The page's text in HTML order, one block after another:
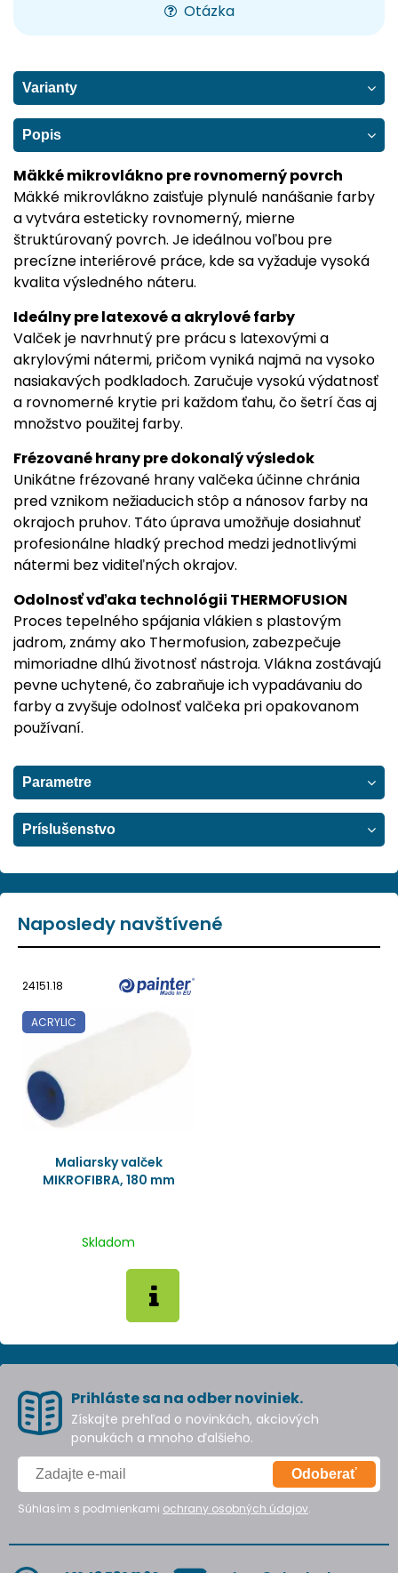
Otázka
Varianty
Popis
Mäkké mikrovlákno pre rovnomerný povrch
Mäkké mikrovlákno zaisťuje plynulé nanášanie farby
a vytvára esteticky rovnomerný, mierne
štruktúrovaný povrch. Je ideálnou voľbou pre
precízne interiérové práce, kde sa vyžaduje vysoká
kvalita výsledného náteru.
Ideálny pre latexové a akrylové farby
Valček je navrhnutý pre prácu s latexovými a
akrylovými nátermi, pričom vyniká najmä na vysoko
nasiakavých podkladoch. Zaručuje vysokú výdatnosť
a rovnomerné krytie pri každom ťahu, čo šetrí čas aj
množstvo použitej farby.
Frézované hrany pre dokonalý výsledok
Unikátne frézované hrany valčeka účinne chránia
pred vznikom nežiaducich stôp a nánosov farby na
okrajoch pruhov. Táto úprava umožňuje dosiahnuť
profesionálne hladký prechod medzi jednotlivými
nátermi bez viditeľných okrajov.
Odolnosť vďaka technológii THERMOFUSION
Proces tepelného spájania vlákien s plastovým
jadrom, známy ako Thermofusion, zabezpečuje
mimoriadne dlhú životnosť nástroja. Vlákna zostávajú
pevne uchytené, čo zabraňuje ich vypadávaniu do
farby a zvyšuje odolnosť valčeka pri opakovanom
používaní.
Parametre
Príslušenstvo
Naposledy navštívené
24151.18
ACRYLIC
Maliarsky valček
MIKROFIBRA, 180 mm
Skladom
Prihláste sa na odber noviniek.
Získajte prehľad o novinkách, akciových
ponukách a mnoho ďalšieho.
Odoberať
Súhlasím s podmienkami ochrany osobných údajov.